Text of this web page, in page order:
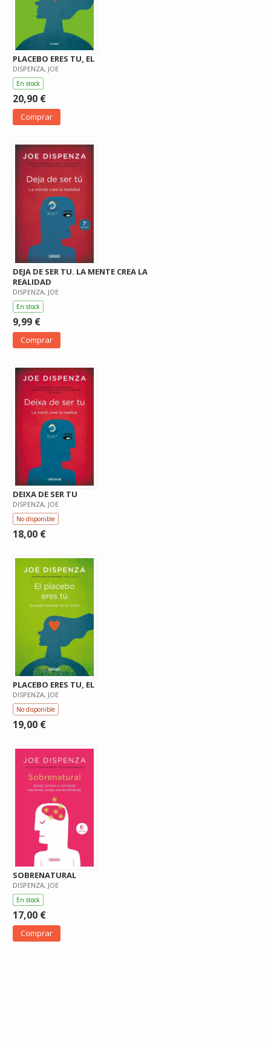
PLACEBO ERES TU, EL
DISPENZA, JOE
En stock
20,90 €
Comprar
DEJA DE SER TU. LA MENTE CREA LA
REALIDAD
DISPENZA, JOE
En stock
9,99 €
Comprar
DEIXA DE SER TU
DISPENZA, JOE
No disponible
18,00 €
PLACEBO ERES TU, EL
DISPENZA, JOE
No disponible
19,00 €
SOBRENATURAL
DISPENZA, JOE
En stock
17,00 €
Comprar